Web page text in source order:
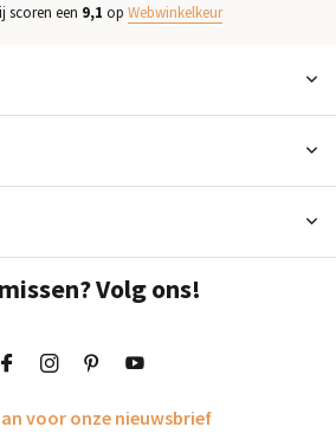
scoren een 9,1 op Webwinkelkeur
Volg ons!
voor onze nieuwsbrief